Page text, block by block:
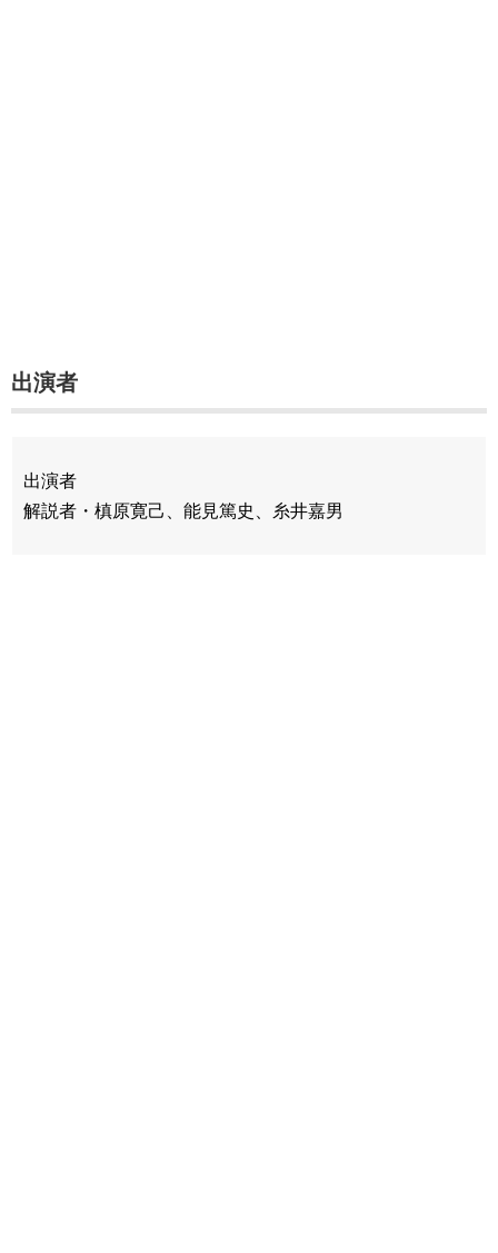
出演者
出演者
解説者・槙原寛己、能見篤史、糸井嘉男